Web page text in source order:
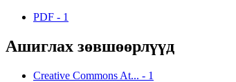
PDF - 1
Ашиглах зөвшөөрлүүд
Creative Commons At... - 1